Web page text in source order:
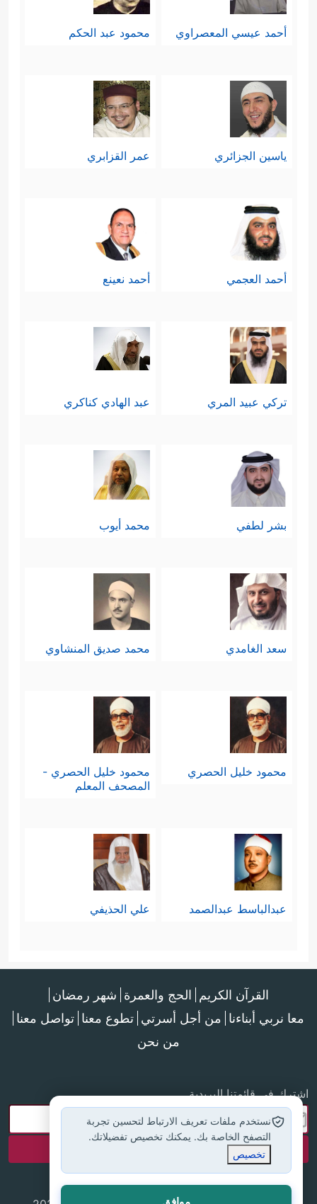
أحمد عيسي المعصراوي محمود عبد الحكم
ياسين الجزائري عمر القزابري
أحمد العجمي أحمد نعينع
تركي عبيد المري عبد الهادي كناكري
بشر لطفي محمد أيوب
سعد الغامدي محمد صديق المنشاوي
محمود خليل الحصري
محمود خليل الحصري -
المصحف المعلم
عبدالباسط عبدالصمد علي الحذيفي
القرآن الكريم الحج والعمرة شهر رمضان
معا نربي أبناءنا من أجل أسرتي تطوع معنا تواصل معنا
من نحن
اشترك في قائمتنا البريدية
نستخدم ملفات تعريف الارتباط لتحسين تجربة
التصفح الخاصة بك. يمكنك تخصيص تفضيلاتك.
تخصيص